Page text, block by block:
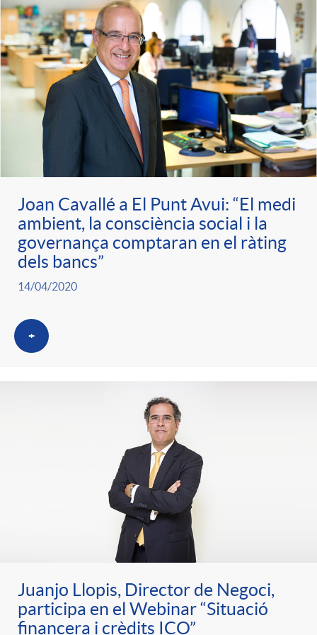
g
o
a
s
Joan Cavallé a El Punt Avui: “El medi
ambient, la consciència social i la
governança comptaran en el ràting
dels bancs”
14/04/2020
+
Juanjo Llopis, Director de Negoci,
participa en el Webinar “Situació
financera i crèdits ICO”